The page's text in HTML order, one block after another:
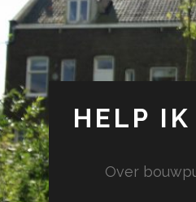
HELP
Over